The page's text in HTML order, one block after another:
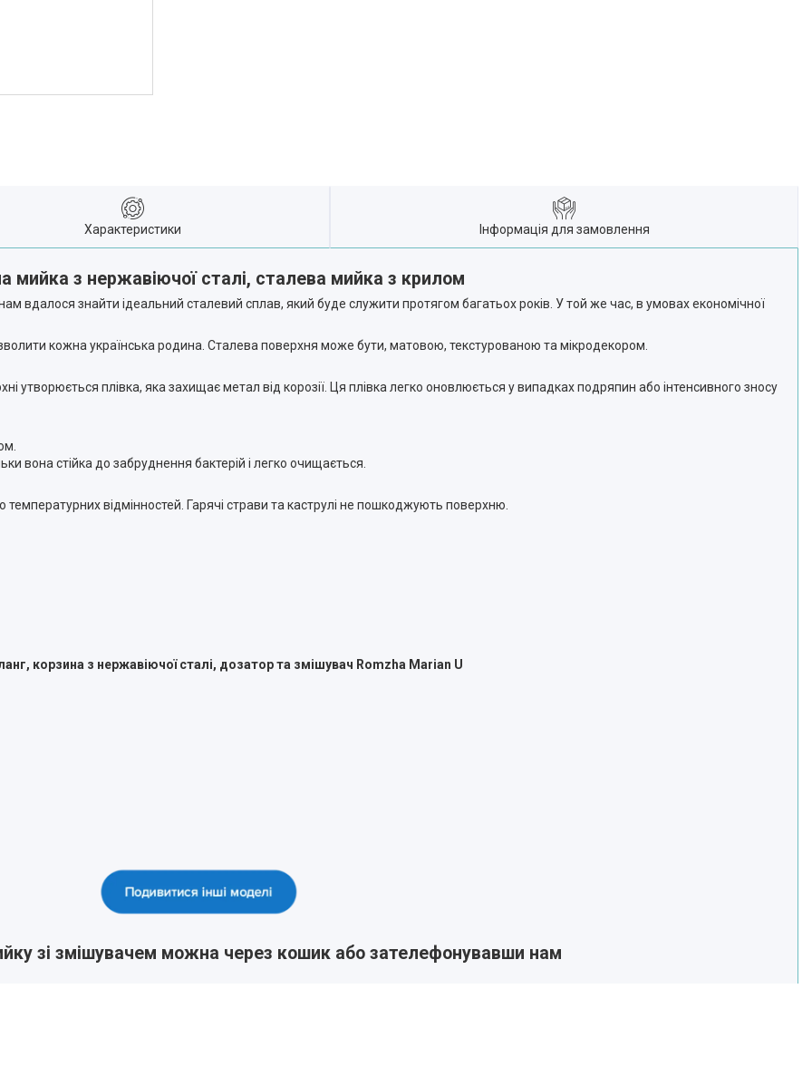
Характеристики Інформація для замовлення
мийка з нержавіючої сталі, сталева мийка з крилом
вдалося знайти ідеальний сталевий сплав, який буде служити протягом багатьох років. У той же час, в умовах економічної
кожна українська родина. Сталева поверхня може бути, матовою, текстурованою та мікродекором.
утворюється плівка, яка захищає метал від корозії. Ця плівка легко оновлюється у випадках подряпин або інтенсивного зносу
вона стійка до забруднення бактерій і легко очищається.
температурних відмінностей. Гарячі страви та каструлі не пошкоджують поверхню.
корзина з нержавіючої сталі, дозатор та змішувач Romzha Marian U
зі змішувачем можна через кошик або зателефонувавши нам